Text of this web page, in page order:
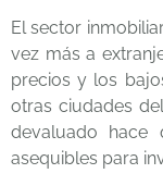
El sector
vez más a
precios y los
otras ciudades
devaluado hace
asequibles para